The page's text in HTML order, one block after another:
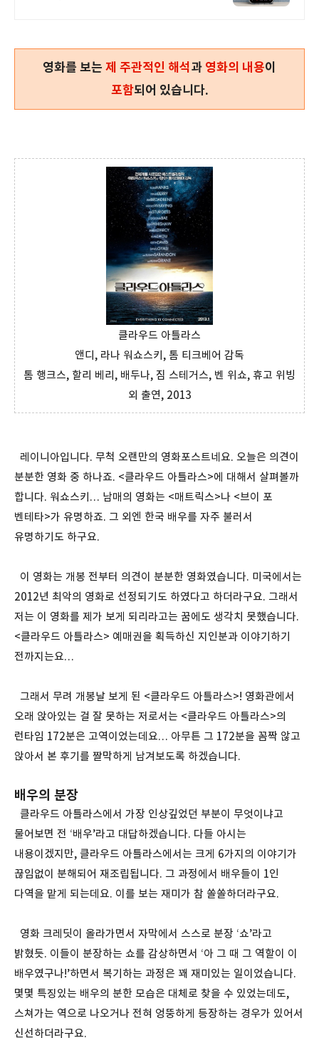
영화를 보는 제 주관적인 해석과 영화의 내용이
포함되어 있습니다.
클라우드 아틀라스
앤디, 라나 워쇼스키, 톰 티크베어 감독
톰 행크스, 할리 베리, 배두나, 짐 스테거스, 벤 위쇼, 휴고 위빙
외 출연, 2013
레이니아입니다. 무척 오랜만의 영화포스트네요. 오늘은 의견이
분분한 영화 중 하나죠. <클라우드 아틀라스>에 대해서 살펴볼까
합니다. 워쇼스키… 남매의 영화는 <매트릭스>나 <브이 포
벤테타>가 유명하죠. 그 외엔 한국 배우를 자주 불러서
유명하기도 하구요.
이 영화는 개봉 전부터 의견이 분분한 영화였습니다. 미국에서는
2012년 최악의 영화로 선정되기도 하였다고 하더라구요. 그래서
저는 이 영화를 제가 보게 되리라고는 꿈에도 생각치 못했습니다.
<클라우드 아틀라스> 예매권을 획득하신 지인분과 이야기하기
전까지는요…
그래서 무려 개봉날 보게 된 <클라우드 아틀라스>! 영화관에서
오래 앉아있는 걸 잘 못하는 저로서는 <클라우드 아틀라스>의
런타임 172분은 고역이었는데요… 아무튼 그 172분을 꼼짝 않고
앉아서 본 후기를 짤막하게 남겨보도록 하겠습니다.
배우의 분장
클라우드 아틀라스에서 가장 인상깊었던 부분이 무엇이냐고
물어보면 전 ‘배우’라고 대답하겠습니다. 다들 아시는
내용이겠지만, 클라우드 아틀라스에서는 크게 6가지의 이야기가
끊임없이 분해되어 재조립됩니다. 그 과정에서 배우들이 1인
다역을 맡게 되는데요. 이를 보는 재미가 참 쏠쏠하더라구요.
영화 크레딧이 올라가면서 자막에서 스스로 분장 ‘쇼’라고
밝혔듯. 이들이 분장하는 쇼를 감상하면서 ‘아 그 때 그 역할이 이
배우였구나!’하면서 복기하는 과정은 꽤 재미있는 일이었습니다.
몇몇 특징있는 배우의 분한 모습은 대체로 찾을 수 있었는데도,
스쳐가는 역으로 나오거나 전혀 엉뚱하게 등장하는 경우가 있어서
신선하더라구요.